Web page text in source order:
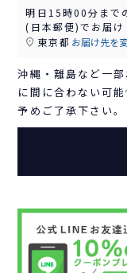
明日 15時00分 まで
(日本郵便)でお届け
東京都 お届け先を
沖縄・離島など一
に間に合わない可能
予めご了承下さい。